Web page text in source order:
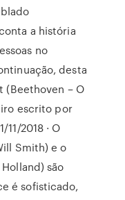
a história
no
desta
(Beethoven – O
escrito por
2018 · O
Smith) e o
são
é sofisticado,